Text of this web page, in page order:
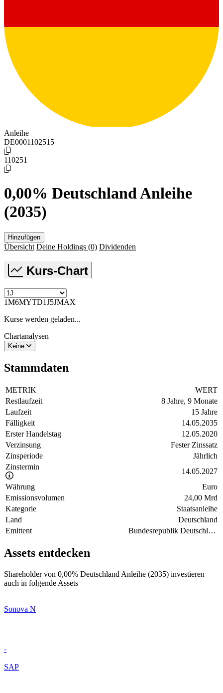
Anleihe
DE0001102515
110251
0,00% Deutschland Anleihe
(2035)
Hinzufügen
Übersicht Deine Holdings (0) Dividenden
Kurs-Chart
1M6MYTD1J5JMAX
Kurse werden geladen...
Chartanalysen
Keine
Stammdaten
METRIK
WERT
Restlaufzeit
8 Jahre, 9 Monate
Laufzeit
15 Jahre
Fälligkeit
14.05.2035
Erster Handelstag
12.05.2020
Verzinsung
Fester Zinssatz
Zinsperiode
Jährlich
Zinstermin
14.05.2027
Währung
Euro
Emissionsvolumen
24,00 Mrd
Kategorie
Staatsanleihe
Land
Deutschland
Emittent
Bundesrepublik Deutschland
Assets entdecken
Shareholder von 0,00% Deutschland Anleihe (2035) investieren
auch in folgende Assets
Sonova N
-
SAP